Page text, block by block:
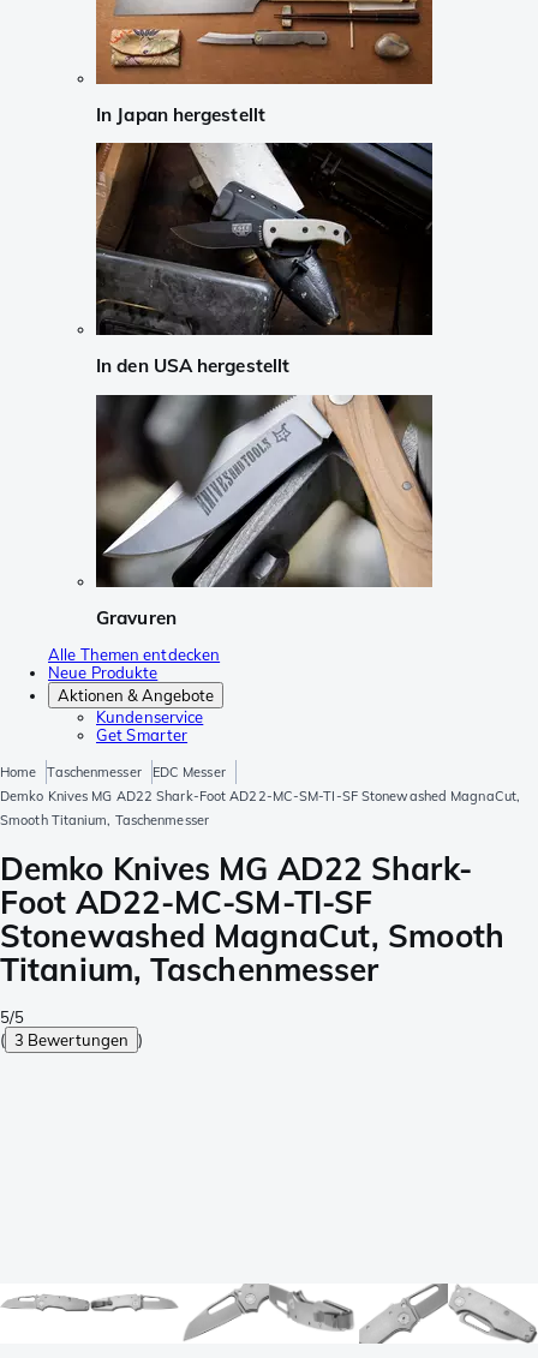
In Japan hergestellt
In den USA hergestellt
Gravuren
Alle Themen entdecken
Neue Produkte
Aktionen & Angebote
Kundenservice
Get Smarter
Home Taschenmesser
EDC Messer
Demko Knives MG AD22 Shark-Foot AD22-MC-SM-TI-SF Stonewashed MagnaCut,
Smooth Titanium, Taschenmesser
Demko Knives MG AD22 Shark-
Foot AD22-MC-SM-TI-SF
Stonewashed MagnaCut, Smooth
Titanium, Taschenmesser
5/5
( 3 Bewertungen )